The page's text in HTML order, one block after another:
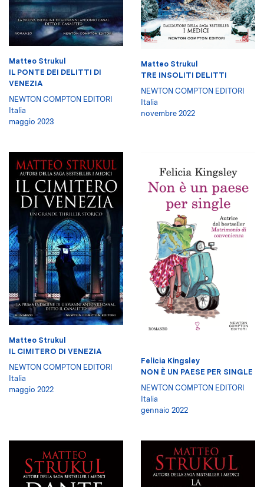
Matteo Strukul
IL PONTE DEI DELITTI DI
VENEZIA
NEWTON COMPTON EDITORI
Italia
maggio 2023
Matteo Strukul
TRE INSOLITI DELITTI
NEWTON COMPTON EDITORI
Italia
novembre 2022
Matteo Strukul
IL CIMITERO DI VENEZIA
NEWTON COMPTON EDITORI
Italia
maggio 2022
Felicia Kingsley
NON È UN PAESE PER SINGLE
NEWTON COMPTON EDITORI
Italia
gennaio 2022